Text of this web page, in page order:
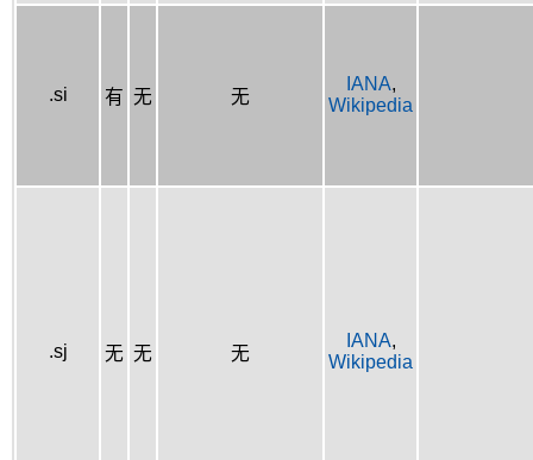
.si 有 无 无
IANA,
Wikipedia
.sj 无 无 无
IANA,
Wikipedia